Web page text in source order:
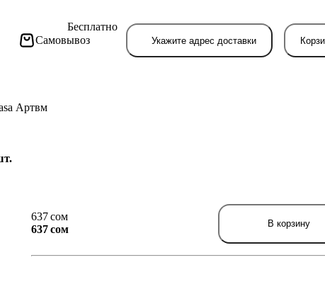
Самовывоз
Бесплатно
Укажите адрес доставки
Артвм
637 сом
637 сом
В корзину
Тут появятся товары, которые вы